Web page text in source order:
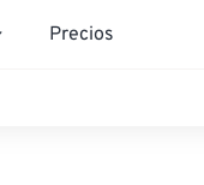
Precios